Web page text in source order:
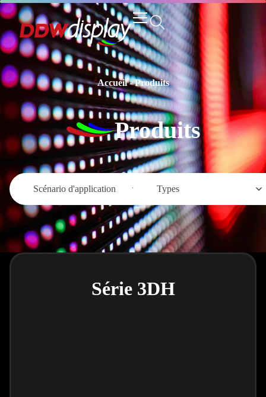
Accueil-Produits
Produits
Scénario d'application Types
Série 3DH